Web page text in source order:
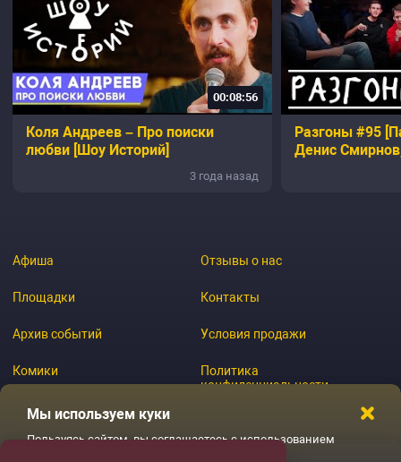
00:08:56
Коля Андреев – Про поиски
любви [Шоу Историй]
3 года назад
Разгоны #95
Денис
Афиша
Площадки
Архив событий
Комики
Журнал
Отзывы о нас
Контакты
Условия продажи
Политика
конфиденциальности
Мы используем куки
Пользуясь сайтом, вы соглашаетесь с использованием